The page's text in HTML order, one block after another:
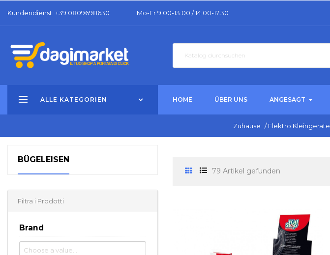
Kundendienst: +39 0809698630 Mo-Fr 9:00-13:00 / 14:00-17.30
ALLE KATEGORIEN HOME ÜBER UNS ANGESAGT
Zuhause / Elektro Kleingeräte
BÜGELEISEN
Filtra i Prodotti
Brand
79 Artikel gefunden